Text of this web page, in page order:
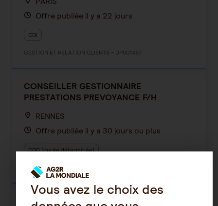
Offre publiée il y a 22 jours
CDI
GESTION ET RELATION CLIENTS - DP001487
CONSEILLER GESTIONNAIRE
PRESTATIONS PREVOYANCE F/H
RENNES
Offre publiée il y a 30 jours ou plus
CDD (durée déterminée)
GESTION ET RELATION CLIENTS - DP003912
GESTIONNAIRE PRODUITS F/H
Vous avez le choix des